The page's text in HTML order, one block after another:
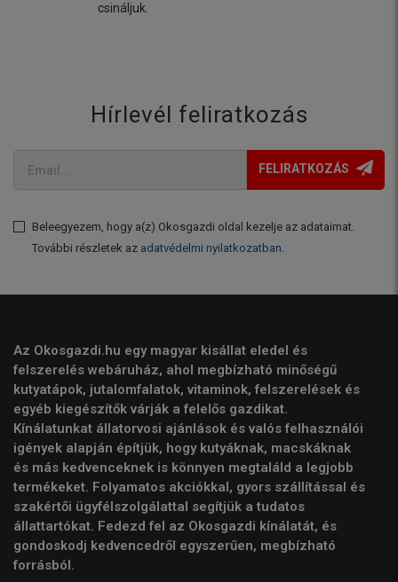
csináljuk.
Hírlevél feliratkozás
FELIRATKOZÁS
Beleegyezem, hogy a(z) Okosgazdi oldal kezelje az adataimat.
További részletek az adatvédelmi nyilatkozatban.
Az Okosgazdi.hu egy magyar kisállat eledel és
felszerelés webáruház, ahol megbízható minőségű
kutyatápok, jutalomfalatok, vitaminok, felszerelések és
egyéb kiegészítők várják a felelős gazdikat.
Kínálatunkat állatorvosi ajánlások és valós felhasználói
igények alapján építjük, hogy kutyáknak, macskáknak
és más kedvenceknek is könnyen megtaláld a legjobb
termékeket. Folyamatos akciókkal, gyors szállítással és
szakértői ügyfélszolgálattal segítjük a tudatos
állattartókat. Fedezd fel az Okosgazdi kínálatát, és
gondoskodj kedvencedről egyszerűen, megbízható
forrásból.